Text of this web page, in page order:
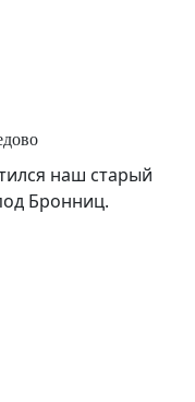
наш старый
Бронниц.